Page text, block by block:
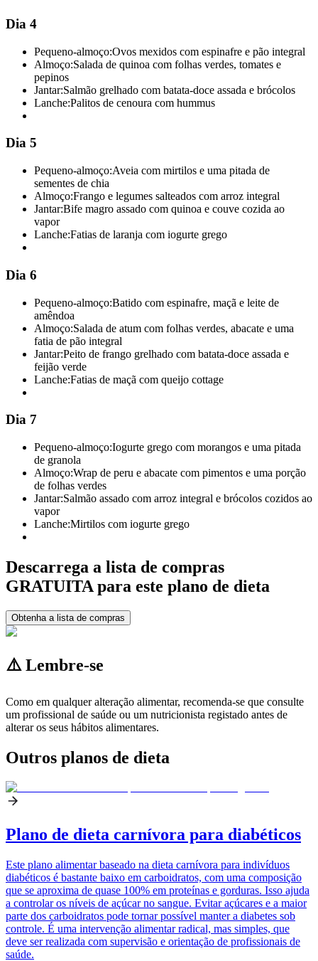
Dia 4
Pequeno-almoço:Ovos mexidos com espinafre e pão integral
Almoço:Salada de quinoa com folhas verdes, tomates e
pepinos
Jantar:Salmão grelhado com batata-doce assada e brócolos
Lanche:Palitos de cenoura com hummus
Dia 5
Pequeno-almoço:Aveia com mirtilos e uma pitada de
sementes de chia
Almoço:Frango e legumes salteados com arroz integral
Jantar:Bife magro assado com quinoa e couve cozida ao
vapor
Lanche:Fatias de laranja com iogurte grego
Dia 6
Pequeno-almoço:Batido com espinafre, maçã e leite de
amêndoa
Almoço:Salada de atum com folhas verdes, abacate e uma
fatia de pão integral
Jantar:Peito de frango grelhado com batata-doce assada e
feijão verde
Lanche:Fatias de maçã com queijo cottage
Dia 7
Pequeno-almoço:Iogurte grego com morangos e uma pitada
de granola
Almoço:Wrap de peru e abacate com pimentos e uma porção
de folhas verdes
Jantar:Salmão assado com arroz integral e brócolos cozidos ao
vapor
Lanche:Mirtilos com iogurte grego
Descarrega a lista de compras
GRATUITA para este plano de dieta
Obtenha a lista de compras
⚠️ Lembre-se
Como em qualquer alteração alimentar, recomenda-se que consulte
um profissional de saúde ou um nutricionista registado antes de
alterar os seus hábitos alimentares.
Outros planos de dieta
Plano de dieta carnívora para diabéticos
Este plano alimentar baseado na dieta carnívora para indivíduos
diabéticos é bastante baixo em carboidratos, com uma composição
que se aproxima de quase 100% em proteínas e gorduras. Isso ajuda
a controlar os níveis de açúcar no sangue. Evitar açúcares e a maior
parte dos carboidratos pode tornar possível manter a diabetes sob
controle. É uma intervenção alimentar radical, mas simples, que
deve ser realizada com supervisão e orientação de profissionais de
saúde.